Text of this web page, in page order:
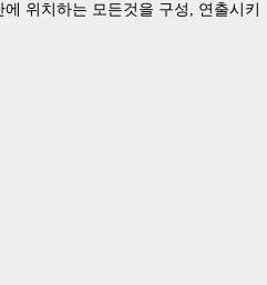
위치하는 모든것을 구성, 연출시키